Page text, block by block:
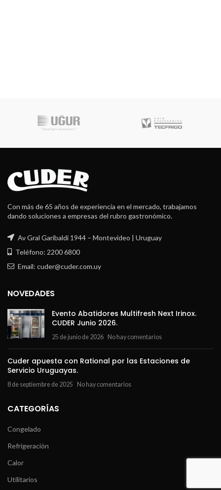
Con más de 65 años de experiencia en el mercado, trabajamos
dando soluciones a empresas del rubro gastronómico.
Av Gral Garibaldi 1944 – Montevideo | Uruguay
Teléfono: 2200 6800
Email: cuder@cuder.com.uy
NOVEDADES
Evento Abatidores Multifresh Next Irinox.
CUDER Junio 2026.
25 de junio de 2026 No hay comentarios
Cuder apuesta con Rational por las Estaciones de
Servicio Uruguayas.
8 de septiembre de 2025 No hay comentarios
CATEGORÍAS
Congelado
Refrigeración
Calor
Utilitarios